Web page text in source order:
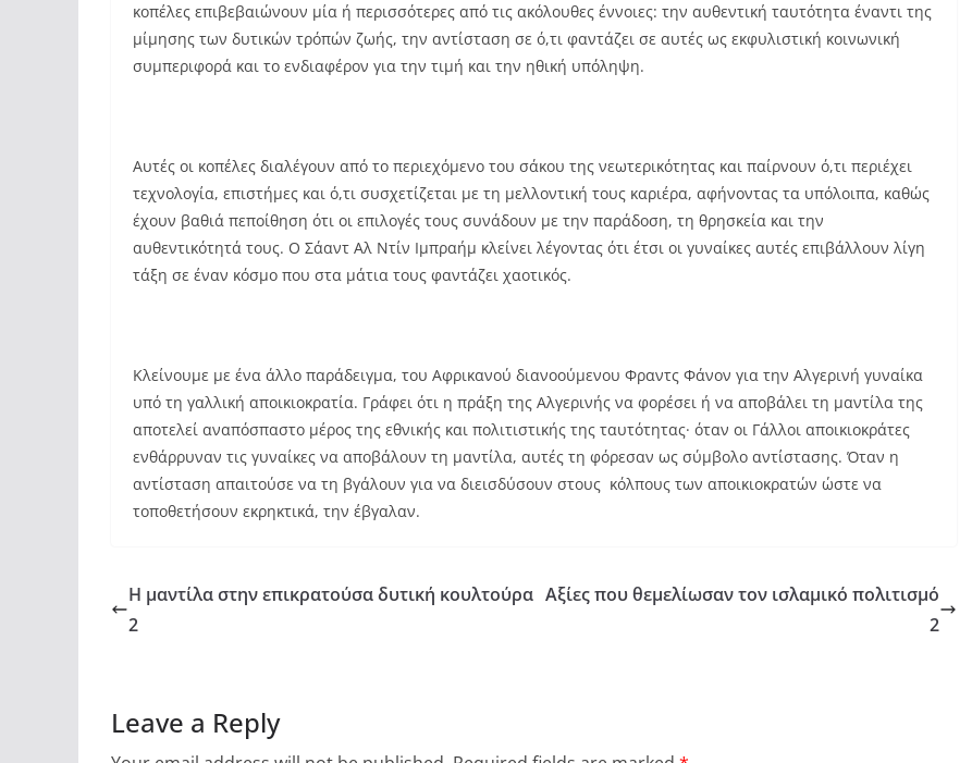
κοπέλες επιβεβαιώνουν μία ή περισσότερες από τις ακόλουθες έννοιες: την αυθεντική ταυτότητα έναντι της
μίμησης των δυτικών τρόπών ζωής, την αντίσταση σε ό,τι φαντάζει σε αυτές ως εκφυλιστική κοινωνική
συμπεριφορά και το ενδιαφέρον για την τιμή και την ηθική υπόληψη.
Αυτές οι κοπέλες διαλέγουν από το περιεχόμενο του σάκου της νεωτερικότητας και παίρνουν ό,τι περιέχει
τεχνολογία, επιστήμες και ό,τι συσχετίζεται με τη μελλοντική τους καριέρα, αφήνοντας τα υπόλοιπα, καθώς
έχουν βαθιά πεποίθηση ότι οι επιλογές τους συνάδουν με την παράδοση, τη θρησκεία και την
αυθεντικότητά τους. Ο Σάαντ Αλ Ντίν Ιμπραήμ κλείνει λέγοντας ότι έτσι οι γυναίκες αυτές επιβάλλουν λίγη
τάξη σε έναν κόσμο που στα μάτια τους φαντάζει χαοτικός.
Κλείνουμε με ένα άλλο παράδειγμα, του Αφρικανού διανοούμενου Φραντς Φάνον για την Αλγερινή γυναίκα
υπό τη γαλλική αποικιοκρατία. Γράφει ότι η πράξη της Αλγερινής να φορέσει ή να αποβάλει τη μαντίλα της
αποτελεί αναπόσπαστο μέρος της εθνικής και πολιτιστικής της ταυτότητας· όταν οι Γάλλοι αποικιοκράτες
ενθάρρυναν τις γυναίκες να αποβάλουν τη μαντίλα, αυτές τη φόρεσαν ως σύμβολο αντίστασης. Όταν η
αντίσταση απαιτούσε να τη βγάλουν για να διεισδύσουν στους κόλπους των αποικιοκρατών ώστε να
τοποθετήσουν εκρηκτικά, την έβγαλαν.
Η μαντίλα στην επικρατούσα δυτική κουλτούρα
2
Αξίες που θεμελίωσαν τον ισλαμικό πολιτισμό
2
Leave a Reply